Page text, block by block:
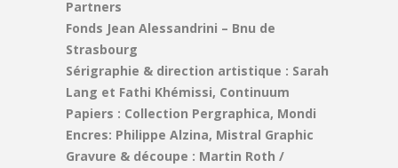
Partners
Fonds Jean Alessandrini – Bnu de
Strasbourg
Sérigraphie & direction artistique : Sarah
Lang et Fathi Khémissi, Continuum
Papiers : Collection Pergraphica, Mondi
Encres: Philippe Alzina, Mistral Graphic
Gravure & découpe : Martin Roth /